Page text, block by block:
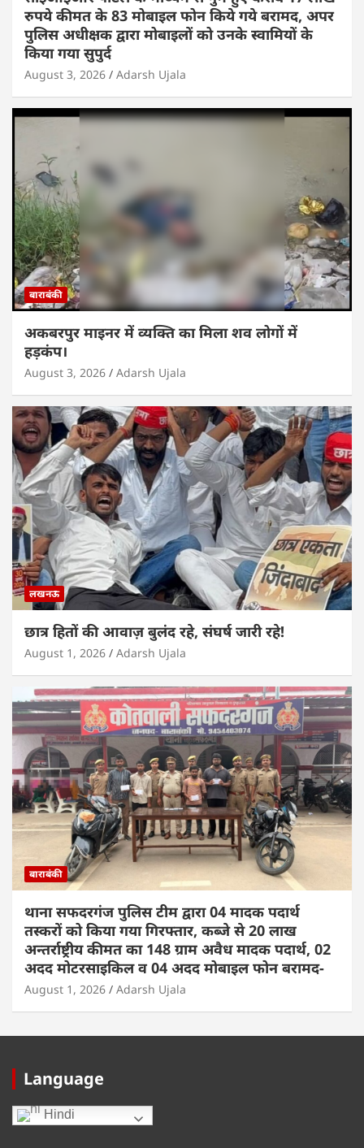
रुपये कीमत के 83 मोबाइल फोन किये गये बरामद, अपर
पुलिस अधीक्षक द्वारा मोबाइलों को उनके स्वामियों के
किया गया सुपुर्द
August 3, 2026 Adarsh Ujala
बाराबंकी
अकबरपुर माइनर में व्यक्ति का मिला शव लोगों में
हड़कंप।
August 3, 2026 Adarsh Ujala
लखनऊ
छात्र हितों की आवाज़ बुलंद रहे, संघर्ष जारी रहे!
August 1, 2026 Adarsh Ujala
बाराबंकी
थाना सफदरगंज पुलिस टीम द्वारा 04 मादक पदार्थ
तस्करों को किया गया गिरफ्तार, कब्जे से 20 लाख
अन्तर्राष्ट्रीय कीमत का 148 ग्राम अवैध मादक पदार्थ, 02
अदद मोटरसाइकिल व 04 अदद मोबाइल फोन बरामद-
August 1, 2026 Adarsh Ujala
Language
Hindi